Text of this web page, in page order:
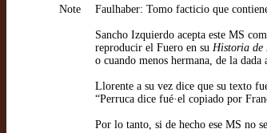
Note
Faulhaber: Tomo facticio que
Sancho Izquierdo acepta este MS
reproducir el Fuero en su Historia de
o cuando menos hermana, de la
Llorente a su vez dice que su texto
“Perruca dice fué·el copiado por
Por lo tanto, si de hecho ese MS no